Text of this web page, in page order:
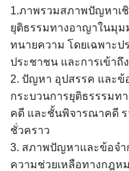
1.ภาพรวมสภาพปัญหาเ
ยุติธรรมทางอาญาในมุ
ทนายความ โดยเฉพาะป
ประชาชน และการเข้า
2. ปัญหา อุปสรรค และ
กระบวนการยุติธรรรมท
คดี และชั้นพิจารณาคดี ร
ชั่วคราว
3. สภาพปัญหาและข้อจำ
ความช่วยเหลือทางกฎห